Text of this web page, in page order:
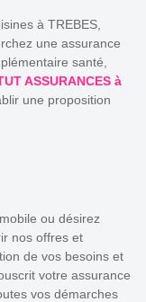
à TREBES,
une assurance
santé,
ASSURANCES à
une proposition
ou désirez
nos offres et
de vos besoins et
votre assurance
vos démarches